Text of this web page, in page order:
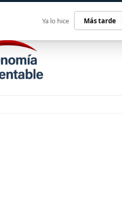
CONTACTO
Ya lo hice Más tarde